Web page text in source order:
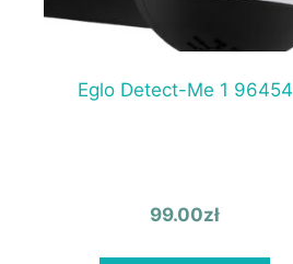
Eglo Detect-Me 1 96454
99.00zł